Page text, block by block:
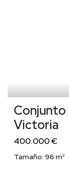
Conjunto
Victoria
400.000 €
Tamaño: 96 m²